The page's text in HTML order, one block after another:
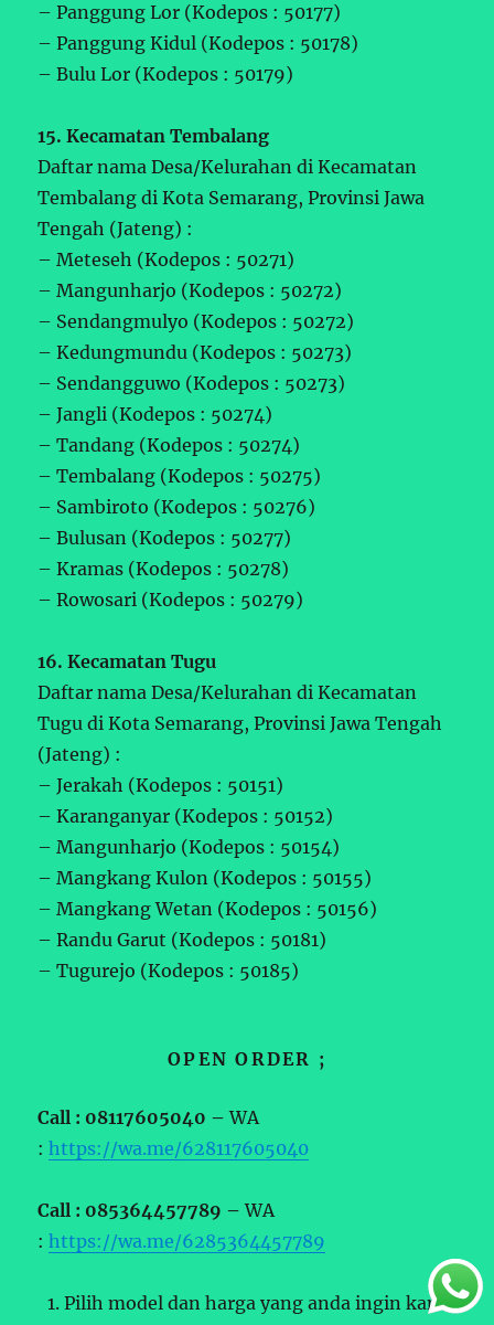
– Panggung Lor (Kodepos : 50177)
– Panggung Kidul (Kodepos : 50178)
– Bulu Lor (Kodepos : 50179)
15. Kecamatan Tembalang
Daftar nama Desa/Kelurahan di Kecamatan
Tembalang di Kota Semarang, Provinsi Jawa
Tengah (Jateng) :
– Meteseh (Kodepos : 50271)
– Mangunharjo (Kodepos : 50272)
– Sendangmulyo (Kodepos : 50272)
– Kedungmundu (Kodepos : 50273)
– Sendangguwo (Kodepos : 50273)
– Jangli (Kodepos : 50274)
– Tandang (Kodepos : 50274)
– Tembalang (Kodepos : 50275)
– Sambiroto (Kodepos : 50276)
– Bulusan (Kodepos : 50277)
– Kramas (Kodepos : 50278)
– Rowosari (Kodepos : 50279)
16. Kecamatan Tugu
Daftar nama Desa/Kelurahan di Kecamatan
Tugu di Kota Semarang, Provinsi Jawa Tengah
(Jateng) :
– Jerakah (Kodepos : 50151)
– Karanganyar (Kodepos : 50152)
– Mangunharjo (Kodepos : 50154)
– Mangkang Kulon (Kodepos : 50155)
– Mangkang Wetan (Kodepos : 50156)
– Randu Garut (Kodepos : 50181)
– Tugurejo (Kodepos : 50185)
OPEN ORDER ;
Call : 08117605040 –WA
:https://wa.me/628117605040
Call : 085364457789 –WA
:https://wa.me/6285364457789
Pilih model dan harga yang anda ingin kan